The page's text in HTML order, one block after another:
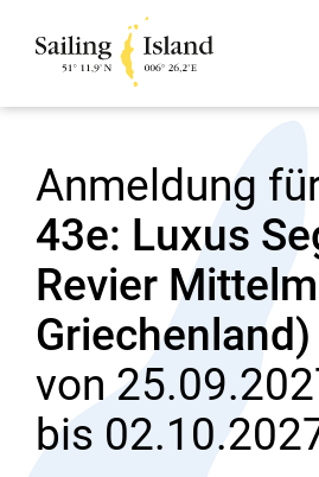
Anmeldung
43e: Luxus
Revier
Griechenland)
von
bis